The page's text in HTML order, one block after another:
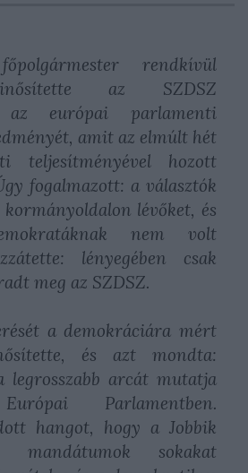
rendkívül
az SZDSZ
az európai parlamenti
amit az elmúlt hét
teljesítményével hozott
fogalmazott: a választók
lévőket, és
nem volt
lényegében csak
meg az SZDSZ.
a demokráciára mért
és azt mondta:
legrosszabb arcát mutatja
Parlamentben.
hangot, hogy a Jobbik
mandátumok sokakat